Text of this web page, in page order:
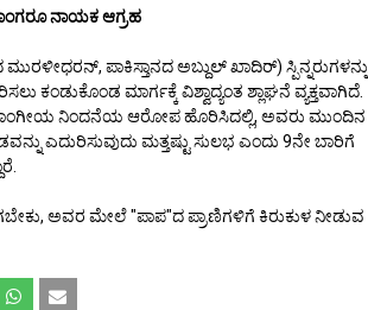
ನಾಯಕ ಆಗ್ರಹ
ಪಾಕಿಸ್ತಾನದ ಅಬ್ದುಲ್ ಖಾದಿರ್) ಸ್ಪಿನ್ನರುಗಳನ್ನು
ಕಂಡುಕೊಂಡ ಮಾರ್ಗಕ್ಕೆ ವಿಶ್ವಾದ್ಯಂತ ಶ್ಲಾಘನೆ ವ್ಯಕ್ತವಾಗಿದೆ.
ನಿಂದನೆಯ ಆರೋಪ ಹೊರಿಸಿದಲ್ಲಿ, ಅವರು ಮುಂದಿನ
ಎದುರಿಸುವುದು ಮತ್ತಷ್ಟು ಸುಲಭ ಎಂದು 9ನೇ ಬಾರಿಗೆ
ಅವರ ಮೇಲೆ "ಪಾಪ"ದ ಪ್ರಾಣಿಗಳಿಗೆ ಕಿರುಕುಳ ನೀಡುವ